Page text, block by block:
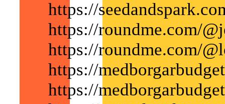
https://
https://roundme.com/
https://roundme.com/
https://
https://